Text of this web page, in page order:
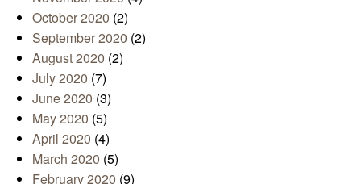
October 2020 (2)
September 2020 (2)
August 2020 (2)
July 2020 (7)
June 2020 (3)
May 2020 (5)
April 2020 (4)
March 2020 (5)
February 2020 (9)